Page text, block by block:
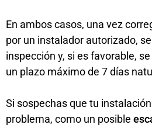
En ambos casos, una vez
por un instalador autorizado,
inspección y, si es favorable,
un plazo máximo de 7 días
Si sospechas que tu
problema, como un posible